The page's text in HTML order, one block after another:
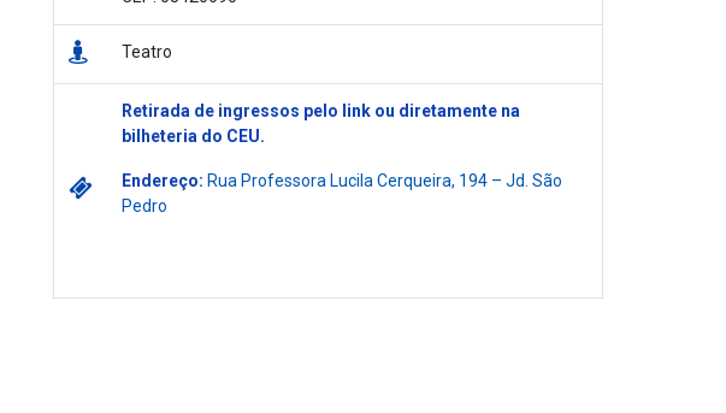
Teatro
Retirada de ingressos pelo link ou diretamente na
bilheteria do CEU.
Endereço: Rua Professora Lucila Cerqueira, 194 – Jd. São
Pedro